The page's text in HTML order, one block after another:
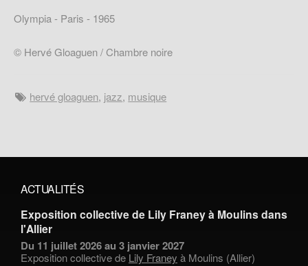
Olympia - Paris - 1965
© Hervé Gloaguen / Chambre noire
hervé gloaguen, jazz, musique
ACTUALITÉS
Exposition collective de Lily Franey à Moulins dans
l'Allier
Du 11 juillet 2026 au 3 janvier 2027
Exposition collective de Lily Franey à Moulins (Allier)